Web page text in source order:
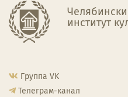
институт
Группа VK
Телеграм-канал